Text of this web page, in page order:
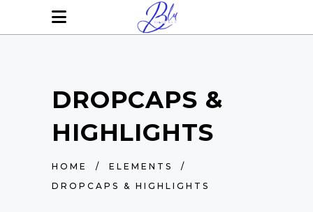
DROPCAPS &
HIGHLIGHTS
HOME / ELEMENTS
/
DROPCAPS & HIGHLIGHTS